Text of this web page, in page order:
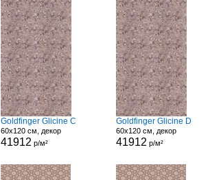
Goldfinger Glicine C
60x120 см, декор
41912 р/м²
Goldfinger Glicine D
60x120 см, декор
41912 р/м²